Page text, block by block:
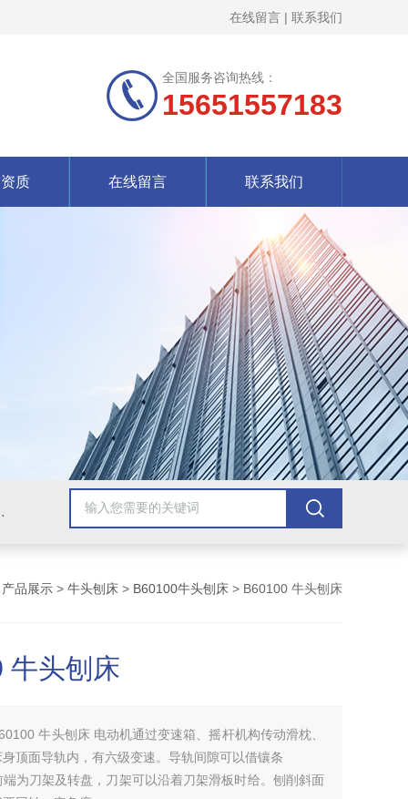
在线留言 | 联系我们
全国服务咨询热线：
15651557183
质 在线留言 联系我们
，钻铣床，滚齿机
产品展示 > 牛头刨床 > B60100牛头刨床 > B60100 牛头刨床
牛头刨床
牛头刨床 电动机通过变速箱、摇杆机构传动滑枕、
顶面导轨内，有六级变速。导轨间隙可以借镶条
为刀架及转盘，刀架可以沿着刀架滑板时给。刨削斜面